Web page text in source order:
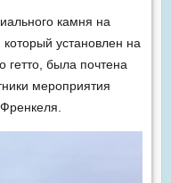
камня на
установлен на
гетто, была почтена
мероприятия